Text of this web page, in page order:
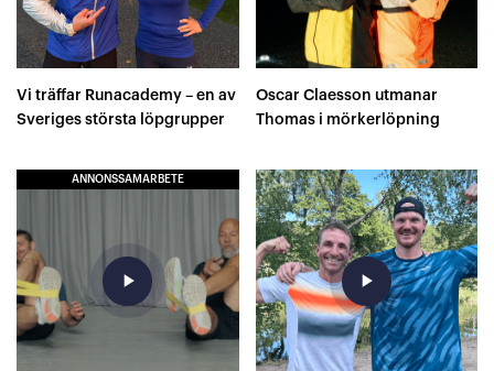
Vi träffar Runacademy – en av
Sveriges största löpgrupper
Oscar Claesson utmanar
Thomas i mörkerlöpning
ANNONSSAMARBETE
play_arrow play_arrow